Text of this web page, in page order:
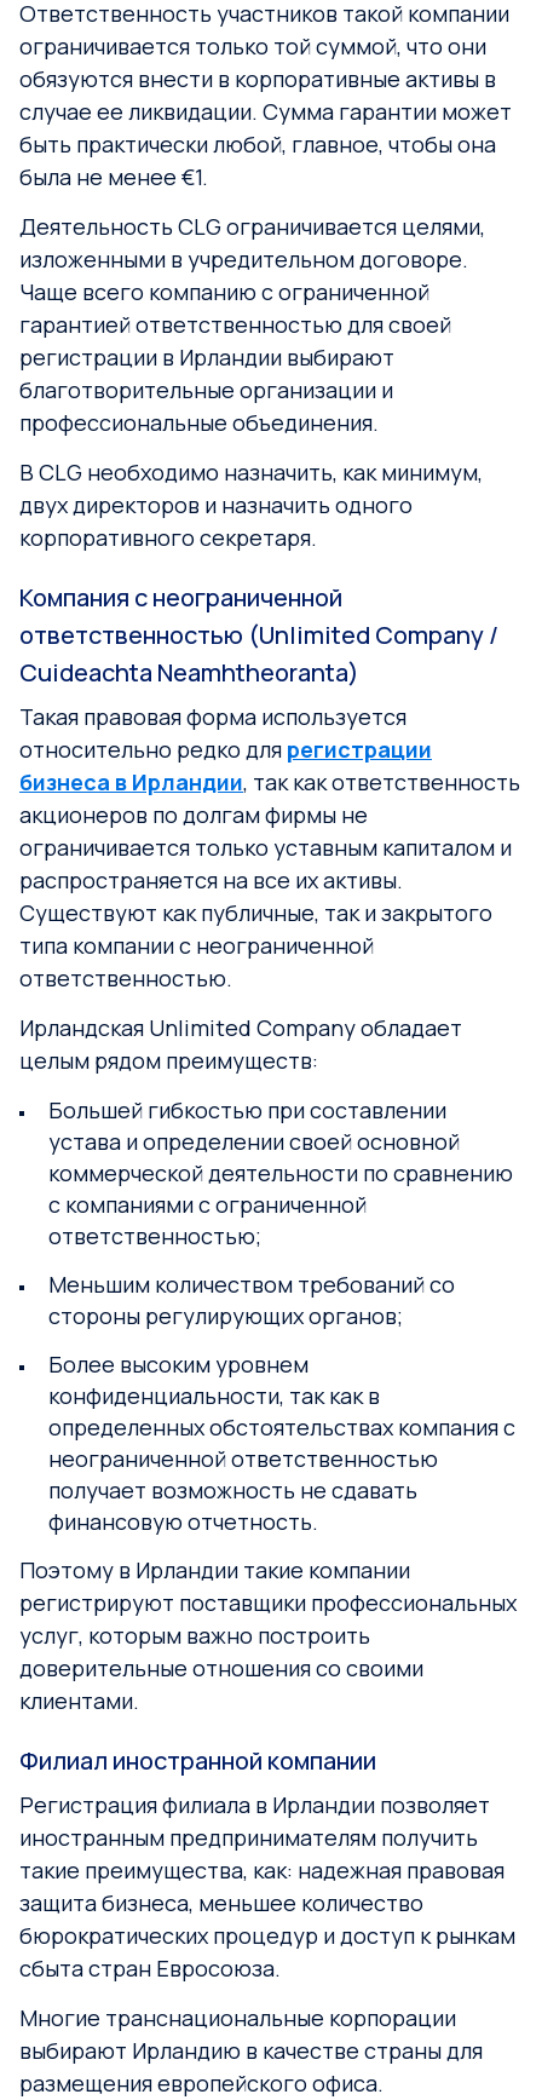
Ответственность участников такой компании
ограничивается только той суммой, что они
обязуются внести в корпоративные активы в
случае ее ликвидации. Сумма гарантии может
быть практически любой, главное, чтобы она
была не менее €1.
Деятельность CLG ограничивается целями,
изложенными в учредительном договоре.
Чаще всего компанию с ограниченной
гарантией ответственностью для своей
регистрации в Ирландии выбирают
благотворительные организации и
профессиональные объединения.
В CLG необходимо назначить, как минимум,
двух директоров и назначить одного
корпоративного секретаря.
Компания с неограниченной
ответственностью (Unlimited Company /
Cuideachta Neamhtheoranta)
Такая правовая форма используется
относительно редко для регистрации
бизнеса в Ирландии, так как ответственность
акционеров по долгам фирмы не
ограничивается только уставным капиталом и
распространяется на все их активы.
Существуют как публичные, так и закрытого
типа компании с неограниченной
ответственностью.
Ирландская Unlimited Company обладает
целым рядом преимуществ:
Большей гибкостью при составлении
устава и определении своей основной
коммерческой деятельности по сравнению
с компаниями с ограниченной
ответственностью;
Меньшим количеством требований со
стороны регулирующих органов;
Более высоким уровнем
конфиденциальности, так как в
определенных обстоятельствах компания с
неограниченной ответственностью
получает возможность не сдавать
финансовую отчетность.
Поэтому в Ирландии такие компании
регистрируют поставщики профессиональных
услуг, которым важно построить
доверительные отношения со своими
клиентами.
Филиал иностранной компании
Регистрация филиала в Ирландии позволяет
иностранным предпринимателям получить
такие преимущества, как: надежная правовая
защита бизнеса, меньшее количество
бюрократических процедур и доступ к рынкам
сбыта стран Евросоюза.
Многие транснациональные корпорации
выбирают Ирландию в качестве страны для
размещения европейского офиса.